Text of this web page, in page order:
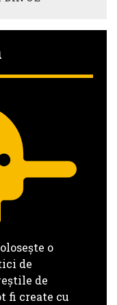
o
de
de
fi create cu